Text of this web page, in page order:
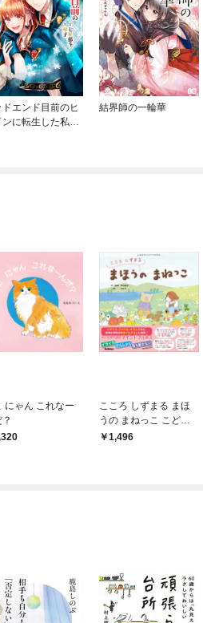
ドエンド目前のヒ
ンに転生した私、
結界師の一輪華
にゃん これなー
こころ しずまる まほ
うの まねっこ こども
マインドフルネス
1,496